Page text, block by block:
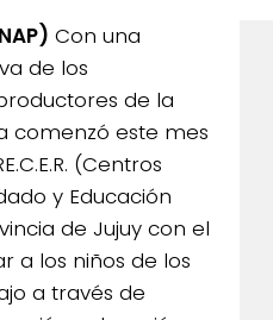
Con una
de los
de la
comenzó este mes
(Centros
y Educación
de Jujuy con el
a los niños de los
a través de